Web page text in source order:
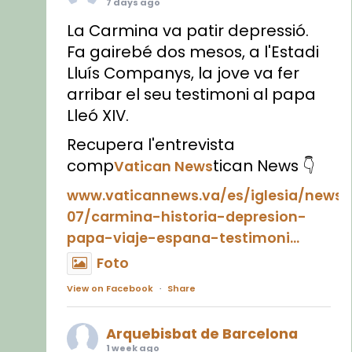
La Carmina va patir depressió.
Fa gairebé dos mesos, a l'Estadi
Lluís Companys, la jove va fer
arribar el seu testimoni al papa
Lleó XIV.
Recupera l'entrevista
compVatican Newstican News 👇
www.vaticannews.va/es/iglesia/news/
07/carmina-historia-depresion-
papa-viaje-espana-testimoni...
Foto
View on Facebook · Share
Arquebisbat de Barcelona
1 week ago